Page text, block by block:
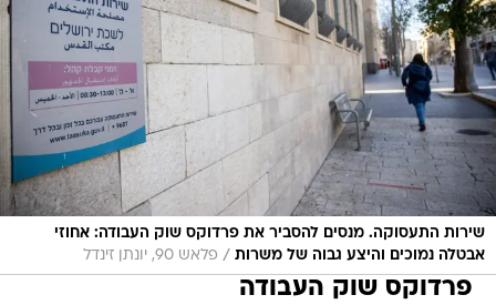
שירות התעסוקה. מנסים להסביר את פרדוקס שוק העבודה: אחוזי
אבטלה נמוכים והיצע גבוה של משרות / פלאש 90, יונתן זינדל
פרדוקס שוק העבודה